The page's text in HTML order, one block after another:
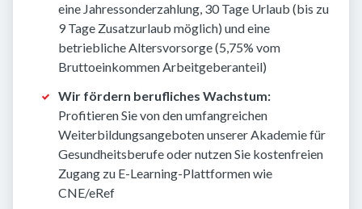
eine Jahressonderzahlung, 30 Tage Urlaub (bis zu
9 Tage Zusatzurlaub möglich) und eine
betriebliche Altersvorsorge (5,75% vom
Bruttoeinkommen Arbeitgeberanteil)
Wir fördern berufliches Wachstum:
Profitieren Sie von den umfangreichen
Weiterbildungsangeboten unserer Akademie für
Gesundheitsberufe oder nutzen Sie kostenfreien
Zugang zu E-Learning-Plattformen wie
CNE/eRef